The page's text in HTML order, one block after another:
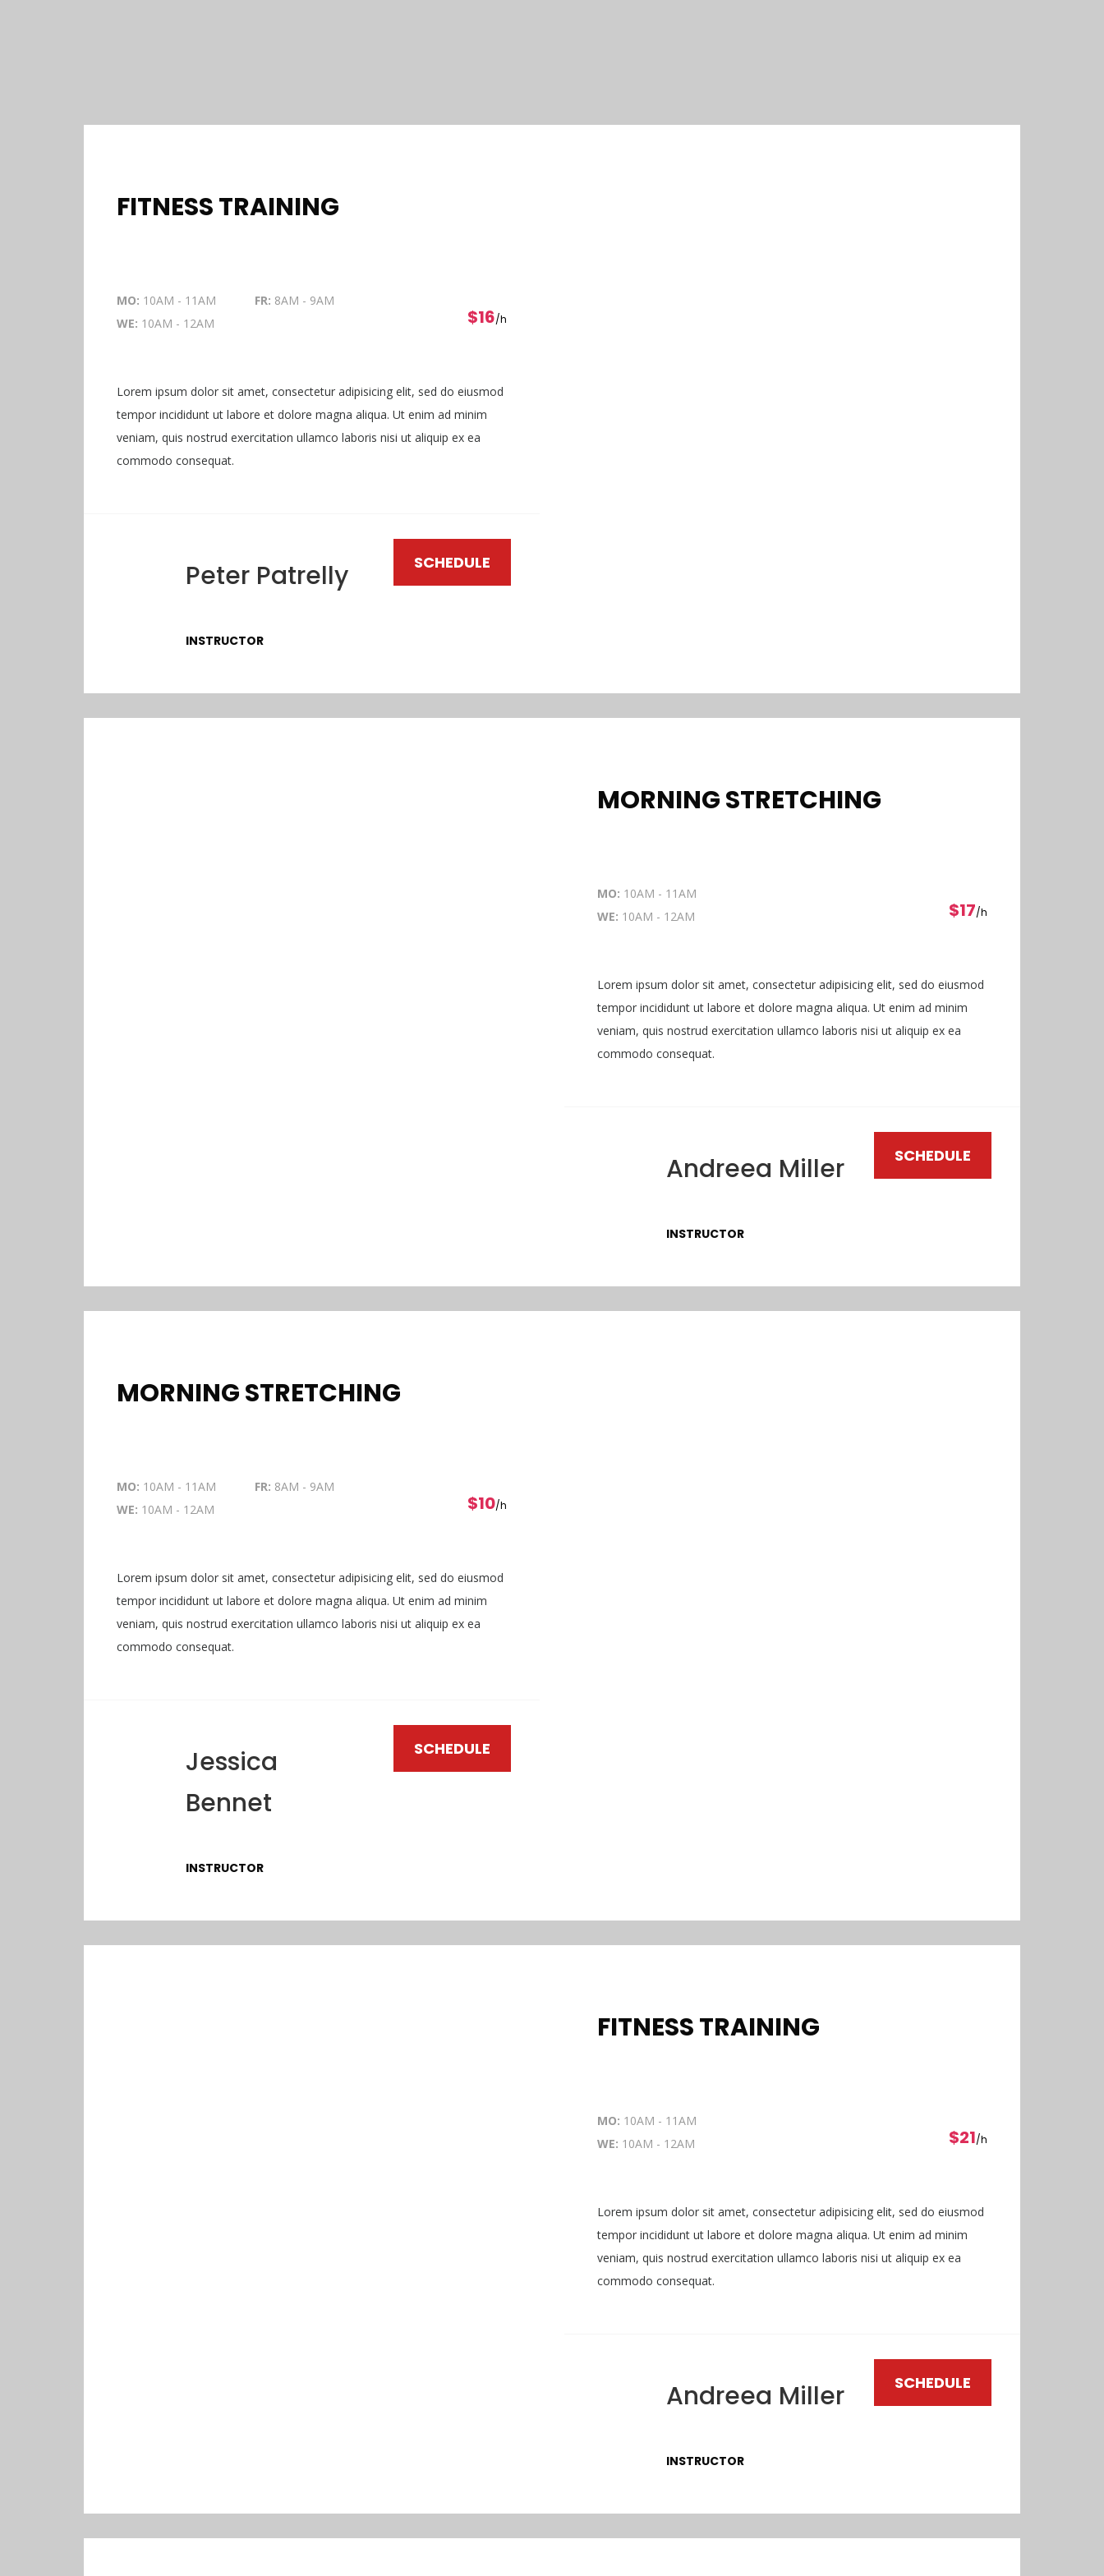
FITNESS TRAINING
MO: 10AM - 11AM
WE: 10AM - 12AM
FR: 8AM - 9AM
$16/h
Lorem ipsum dolor sit amet, consectetur adipisicing elit, sed do eiusmod
tempor incididunt ut labore et dolore magna aliqua. Ut enim ad minim
veniam, quis nostrud exercitation ullamco laboris nisi ut aliquip ex ea
commodo consequat.
Peter Patrelly
INSTRUCTOR
SCHEDULE
MORNING STRETCHING
MO: 10AM - 11AM
WE: 10AM - 12AM $17/h
Lorem ipsum dolor sit amet, consectetur adipisicing elit, sed do eiusmod
tempor incididunt ut labore et dolore magna aliqua. Ut enim ad minim
veniam, quis nostrud exercitation ullamco laboris nisi ut aliquip ex ea
commodo consequat.
Andreea Miller
INSTRUCTOR
SCHEDULE
MORNING STRETCHING
MO: 10AM - 11AM
WE: 10AM - 12AM
FR: 8AM - 9AM
$10/h
Lorem ipsum dolor sit amet, consectetur adipisicing elit, sed do eiusmod
tempor incididunt ut labore et dolore magna aliqua. Ut enim ad minim
veniam, quis nostrud exercitation ullamco laboris nisi ut aliquip ex ea
commodo consequat.
Jessica
Bennet
INSTRUCTOR
SCHEDULE
FITNESS TRAINING
MO: 10AM - 11AM
WE: 10AM - 12AM $21/h
Lorem ipsum dolor sit amet, consectetur adipisicing elit, sed do eiusmod
tempor incididunt ut labore et dolore magna aliqua. Ut enim ad minim
veniam, quis nostrud exercitation ullamco laboris nisi ut aliquip ex ea
commodo consequat.
Andreea Miller
INSTRUCTOR
SCHEDULE